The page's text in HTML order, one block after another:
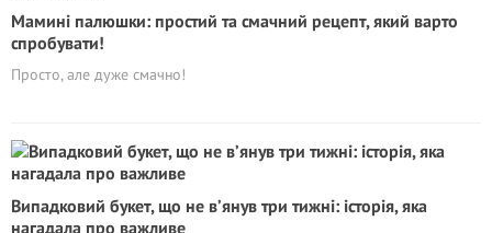
Мамині палюшки: простий та смачний рецепт, який варто
спробувати!
Просто, але дуже смачно!
Випадковий букет, що не в’янув три тижні: історія, яка
нагадала про важливе